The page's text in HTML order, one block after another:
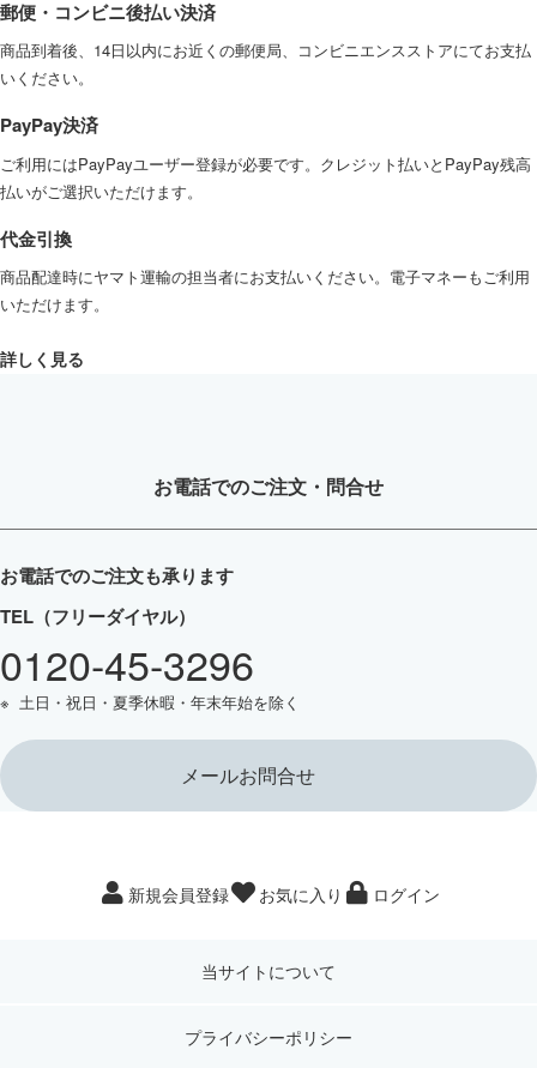
郵便・コンビニ後払い決済
商品到着後、14日以内にお近くの郵便局、コンビニエンスストアにてお支払
いください。
PayPay決済
ご利用にはPayPayユーザー登録が必要です。クレジット払いとPayPay残高
払いがご選択いただけます。
代金引換
商品配達時にヤマト運輸の担当者にお支払いください。電子マネーもご利用
いただけます。
詳しく見る
お電話でのご注文・問合せ
お電話でのご注文も承ります
TEL（フリーダイヤル）
0120-45-3296
土日・祝日・夏季休暇・年末年始を除く
メールお問合せ
新規会員登録 お気に入り ログイン
当サイトについて
プライバシーポリシー